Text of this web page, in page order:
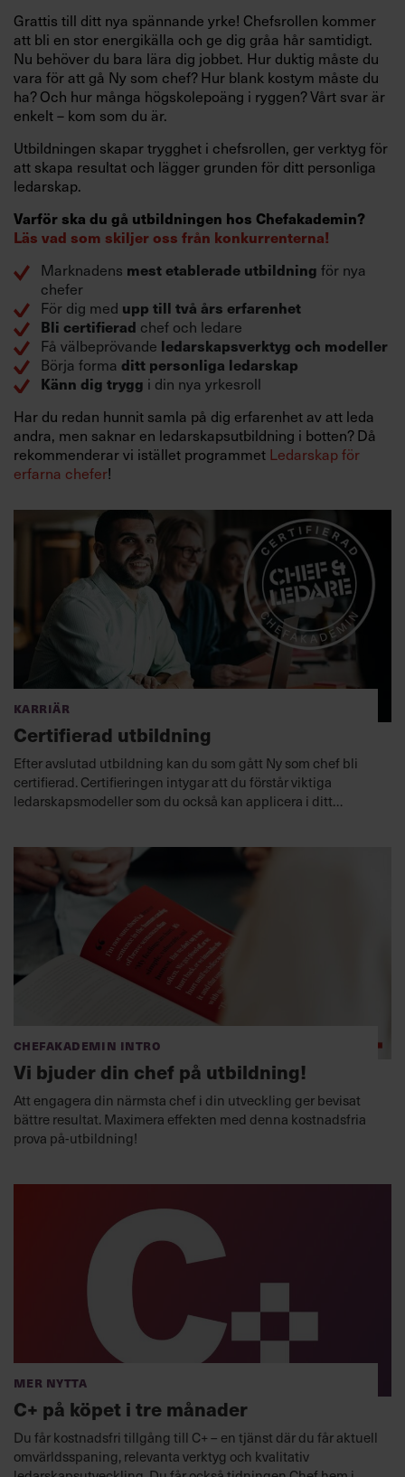
Grattis till ditt nya spännande yrke! Chefsrollen kommer
att bli en stor energikälla och ge dig gråa hår samtidigt.
Nu behöver du bara lära dig jobbet. Hur duktig måste du
vara för att gå Ny som chef? Hur blank kostym måste du
ha? Och hur många högskolepoäng i ryggen? Vårt svar är
enkelt – kom som du är.
Utbildningen skapar trygghet i chefsrollen, ger verktyg för
att skapa resultat och lägger grunden för ditt personliga
ledarskap.
Varför ska du gå utbildningen hos Chefakademin?
Läs vad som skiljer oss från konkurrenterna!
Marknadens mest etablerade utbildning för nya
chefer
För dig med upp till två års erfarenhet
Bli certifierad chef och ledare
Få välbeprövande ledarskapsverktyg och modeller
Börja forma ditt personliga ledarskap
Känn dig trygg i din nya yrkesroll
Har du redan hunnit samla på dig erfarenhet av att leda
andra, men saknar en ledarskapsutbildning i botten? Då
rekommenderar vi istället programmet Ledarskap för
erfarna chefer!
Karriär
Certifierad utbildning
Efter avslutad utbildning kan du som gått Ny som chef bli
certifierad. Certifieringen intygar att du förstår viktiga
ledarskapsmodeller som du också kan applicera i ditt
Chefakademin Intro
Vi bjuder din chef på utbildning!
Att engagera din närmsta chef i din utveckling ger bevisat
bättre resultat. Maximera effekten med denna kostnadsfria
prova på-utbildning!
Mer nytta
C+ på köpet i tre månader
Du får kostnadsfri tillgång till C+ – en tjänst där du får aktuell
omvärldsspaning, relevanta verktyg och kvalitativ